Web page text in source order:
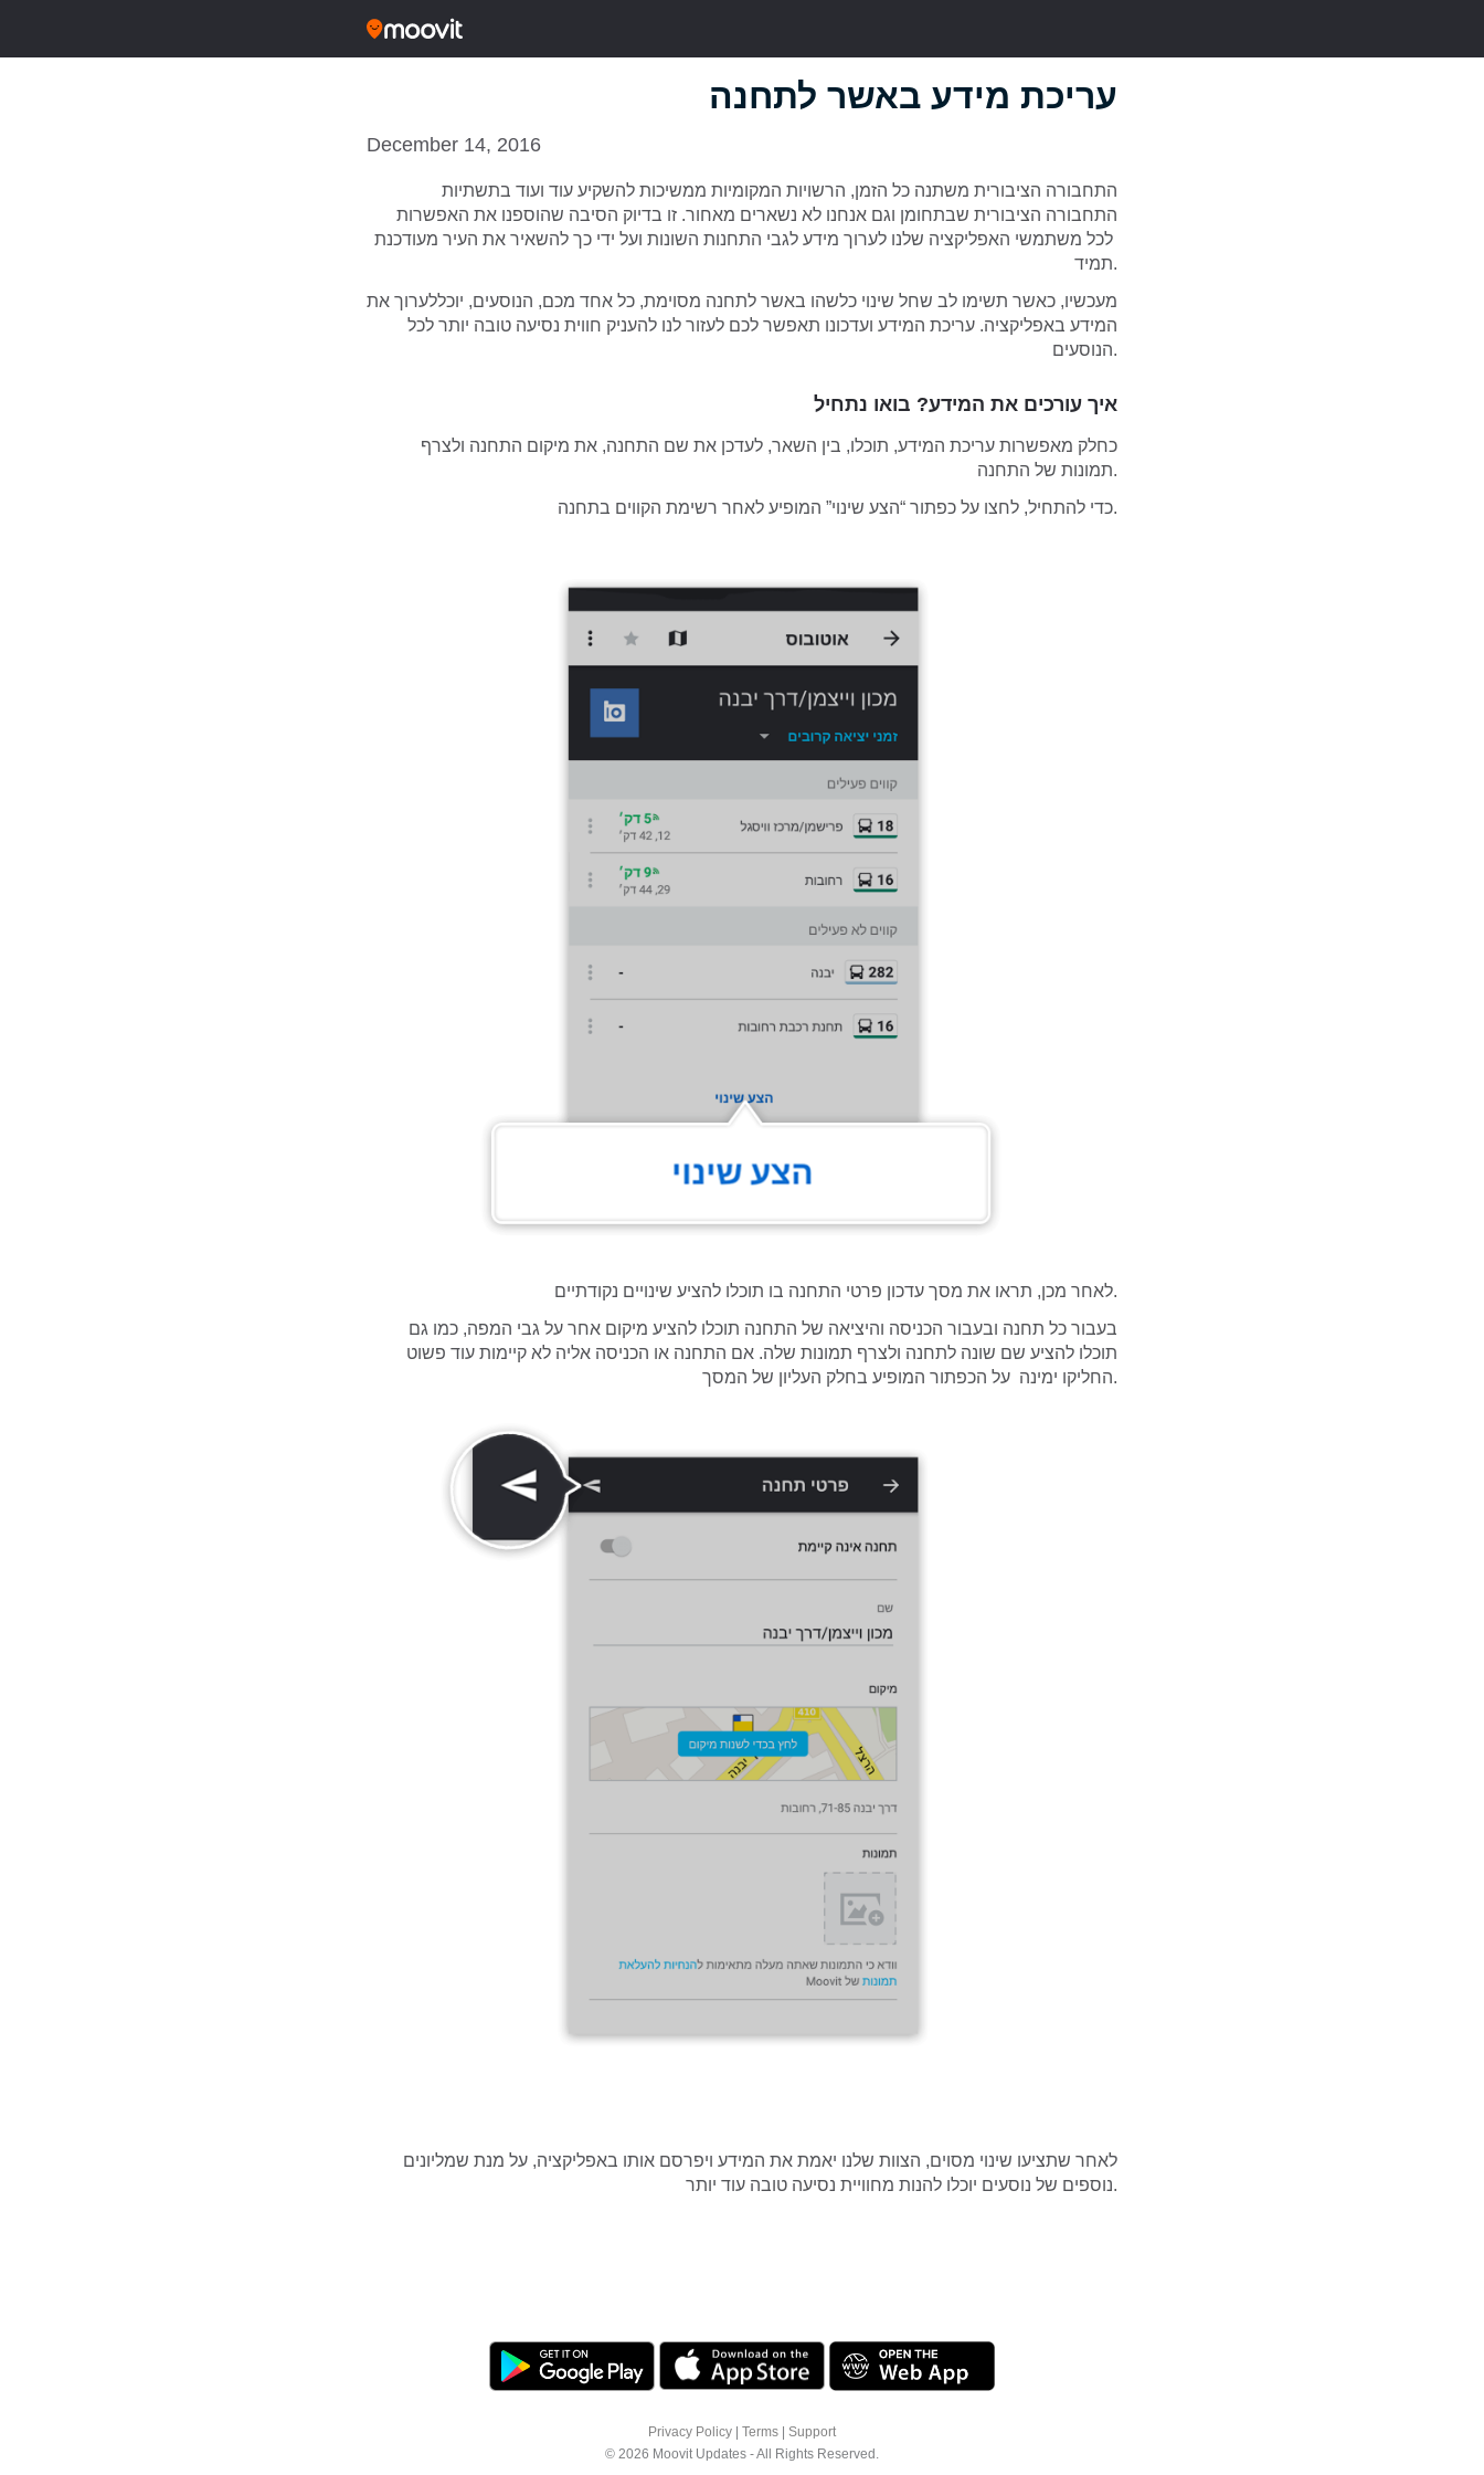
עריכת מידע באשר לתחנה
December 14, 2016
התחבורה הציבורית שבתחומן וגם אנחנו לא נשארים מאחור. זו בדיוק הסיבה שהוספנו את האפשרות
לכל משתמשי האפליקציה שלנו לערוך מידע לגבי התחנות השונות ועל ידי כך להשאיר את העיר מעודכנת
תמיד.
מעכשיו, כאשר תשימו לב שחל שינוי כלשהו באשר לתחנה מסוימת, כל אחד מכם, הנוסעים, יוכללערוך את
המידע באפליקציה. עריכת המידע ועדכונו תאפשר לכם לעזור לנו להעניק חווית נסיעה טובה יותר לכל
הנוסעים.
איך עורכים את המידע? בואו נתחיל
כחלק מאפשרות עריכת המידע, תוכלו, בין השאר, לעדכן את שם התחנה, את מיקום התחנה ולצרף
תמונות של התחנה.
כדי להתחיל, לחצו על כפתור “הצע שינוי” המופיע לאחר רשימת הקווים בתחנה.
לאחר מכן, תראו את מסך עדכון פרטי התחנה בו תוכלו להציע שינויים נקודתיים.
בעבור כל תחנה ובעבור הכניסה והיציאה של התחנה תוכלו להציע מיקום אחר על גבי המפה, כמו גם
תוכלו להציע שם שונה לתחנה ולצרף תמונות שלה. אם התחנה או הכניסה אליה לא קיימות עוד פשוט
החליקו ימינה על הכפתור המופיע בחלק העליון של המסך.
לאחר שתציעו שינוי מסוים, הצוות שלנו יאמת את המידע ויפרסם אותו באפליקציה, על מנת שמליונים
נוספים של נוסעים יוכלו להנות מחוויית נסיעה טובה עוד יותר.
Privacy Policy Terms
Support
© 2026 Moovit Updates - All Rights Reserved.